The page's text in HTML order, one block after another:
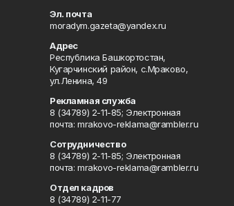
Эл. почта
moradym.gazeta@yandex.ru
Адрес
Республика Башкортостан,
Кугарчинский район, с.Мраково,
ул.Ленина, 49
Рекламная служба
8 (34789) 2-11-85; Электронная
почта: mrakovo-reklama@rambler.ru
Сотрудничество
8 (34789) 2-11-85; Электронная
почта: mrakovo-reklama@rambler.ru
Отдел кадров
8 (34789) 2-11-77